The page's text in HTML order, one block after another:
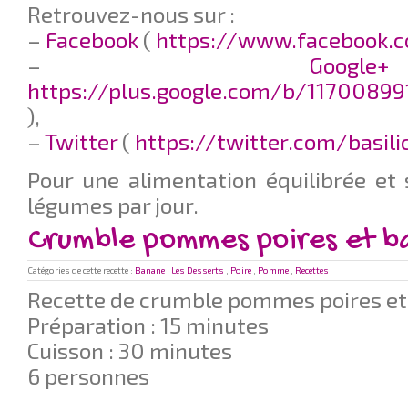
Retrouvez-nous sur :
– Facebook ( https://
–
https://plus.google.com/b/
),
– Twitter( https://twitter.com/
Pour une alimentation équilibrée
légumes par jour.
Crumble pommes poires et
Catégories de cette recette : Banane Les Desserts Poire Pomme Recettes
Recette de crumble pommes poires
Préparation : 15 minutes
Cuisson : 30 minutes
6 personnes